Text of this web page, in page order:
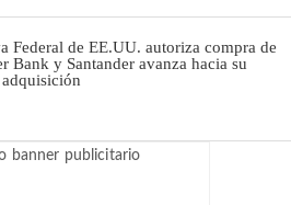
Federal de EE.UU. autoriza compra de
Bank y Santander avanza hacia su